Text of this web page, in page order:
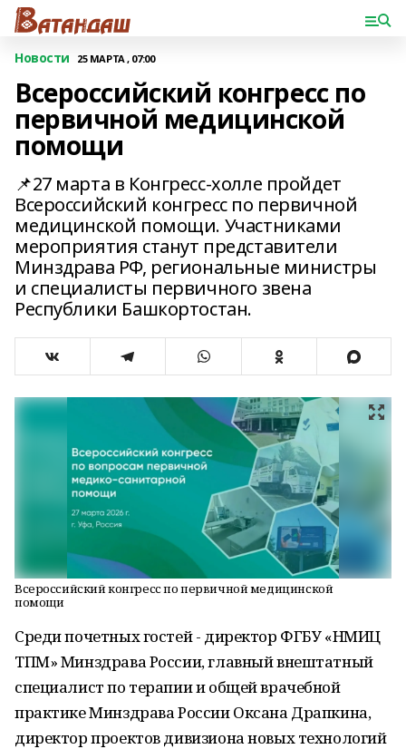
Новости 25 МАРТА , 07:00
Всероссийский конгресс по
первичной медицинской
помощи
📌27 марта в Конгресс-холле пройдет
Всероссийский конгресс по первичной
медицинской помощи. Участниками
мероприятия станут представители
Минздрава РФ, региональные министры
и специалисты первичного звена
Республики Башкортостан.
Всероссийский конгресс по первичной медицинской
помощи
Среди почетных гостей - директор ФГБУ «НМИЦ
ТПМ» Минздрава России, главный внештатный
специалист по терапии и общей врачебной
практике Минздрава России Оксана Драпкина,
директор проектов дивизиона новых технологий